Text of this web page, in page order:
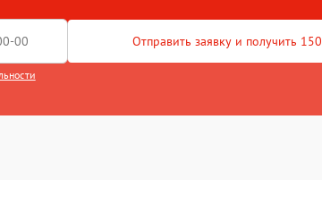
Отправить заявку и получить